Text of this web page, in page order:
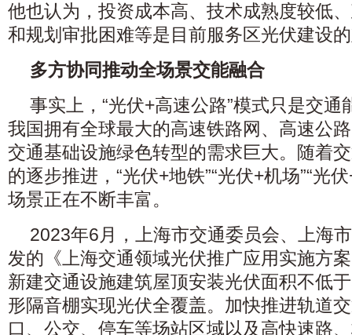
他也认为，投资成本高、技术成熟度较低
和规划审批困难等是目前服务区光伏建设
多方协同推动全场景交能融合
事实上，“光伏+高速公路”模式只是交
我国拥有全球最大的高速铁路网、高速公
交通基础设施绿色转型的需求巨大。随着
的逐步推进，“光伏+地铁”“光伏+机场”“光
场景正在不断丰富。
2023年6月，上海市交通委员会、上海
发的《上海交通领域光伏推广应用实施方
新建交通设施建筑屋顶安装光伏面积不低
形隔音棚实现光伏全覆盖。加快推进轨道
口、公交、停车等场站区域以及高快速路